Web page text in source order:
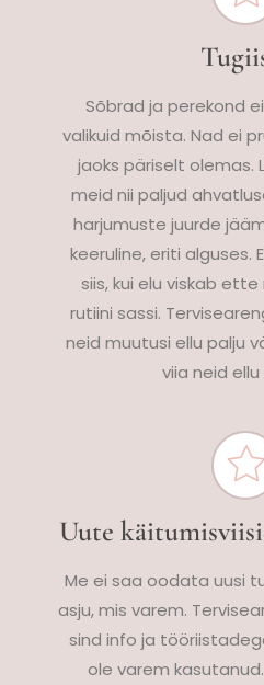
Sõbrad ja perekond
valikuid mõista. Nad ei
jaoks päriselt olemas.
meid nii paljud
harjumuste juurde
keeruline, eriti alguses.
siis, kui elu viskab
rutiini sassi.
neid muutusi ellu palju
viia neid ellu
Uute
Me ei saa oodata uusi
asju, mis varem.
sind info ja
ole varem